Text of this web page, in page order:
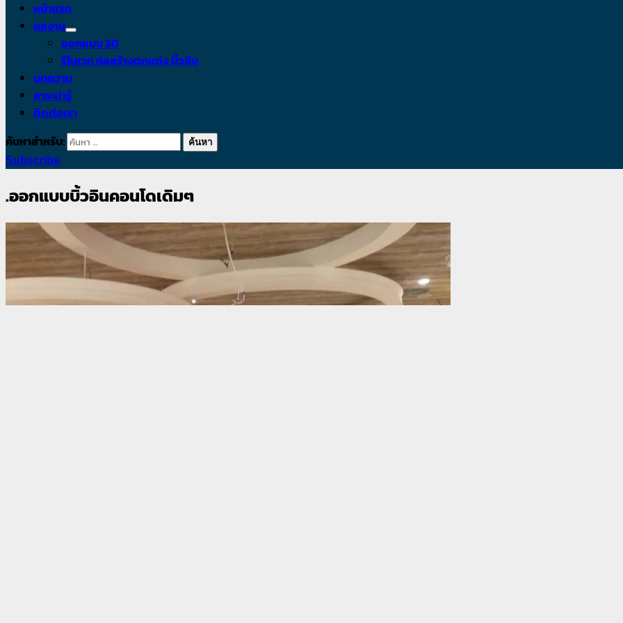
หน้าแรก
ผลงาน
ออกแบบ 3D
รีโนเวท ก่อสร้างตกแต่ง บิ้วอิน
บทความ
สาระน่ารู้
ติดต่อเรา
ค้นหาสำหรับ:
Subscribe
.ออกแบบบิ้วอินคอนโดเดิมๆ